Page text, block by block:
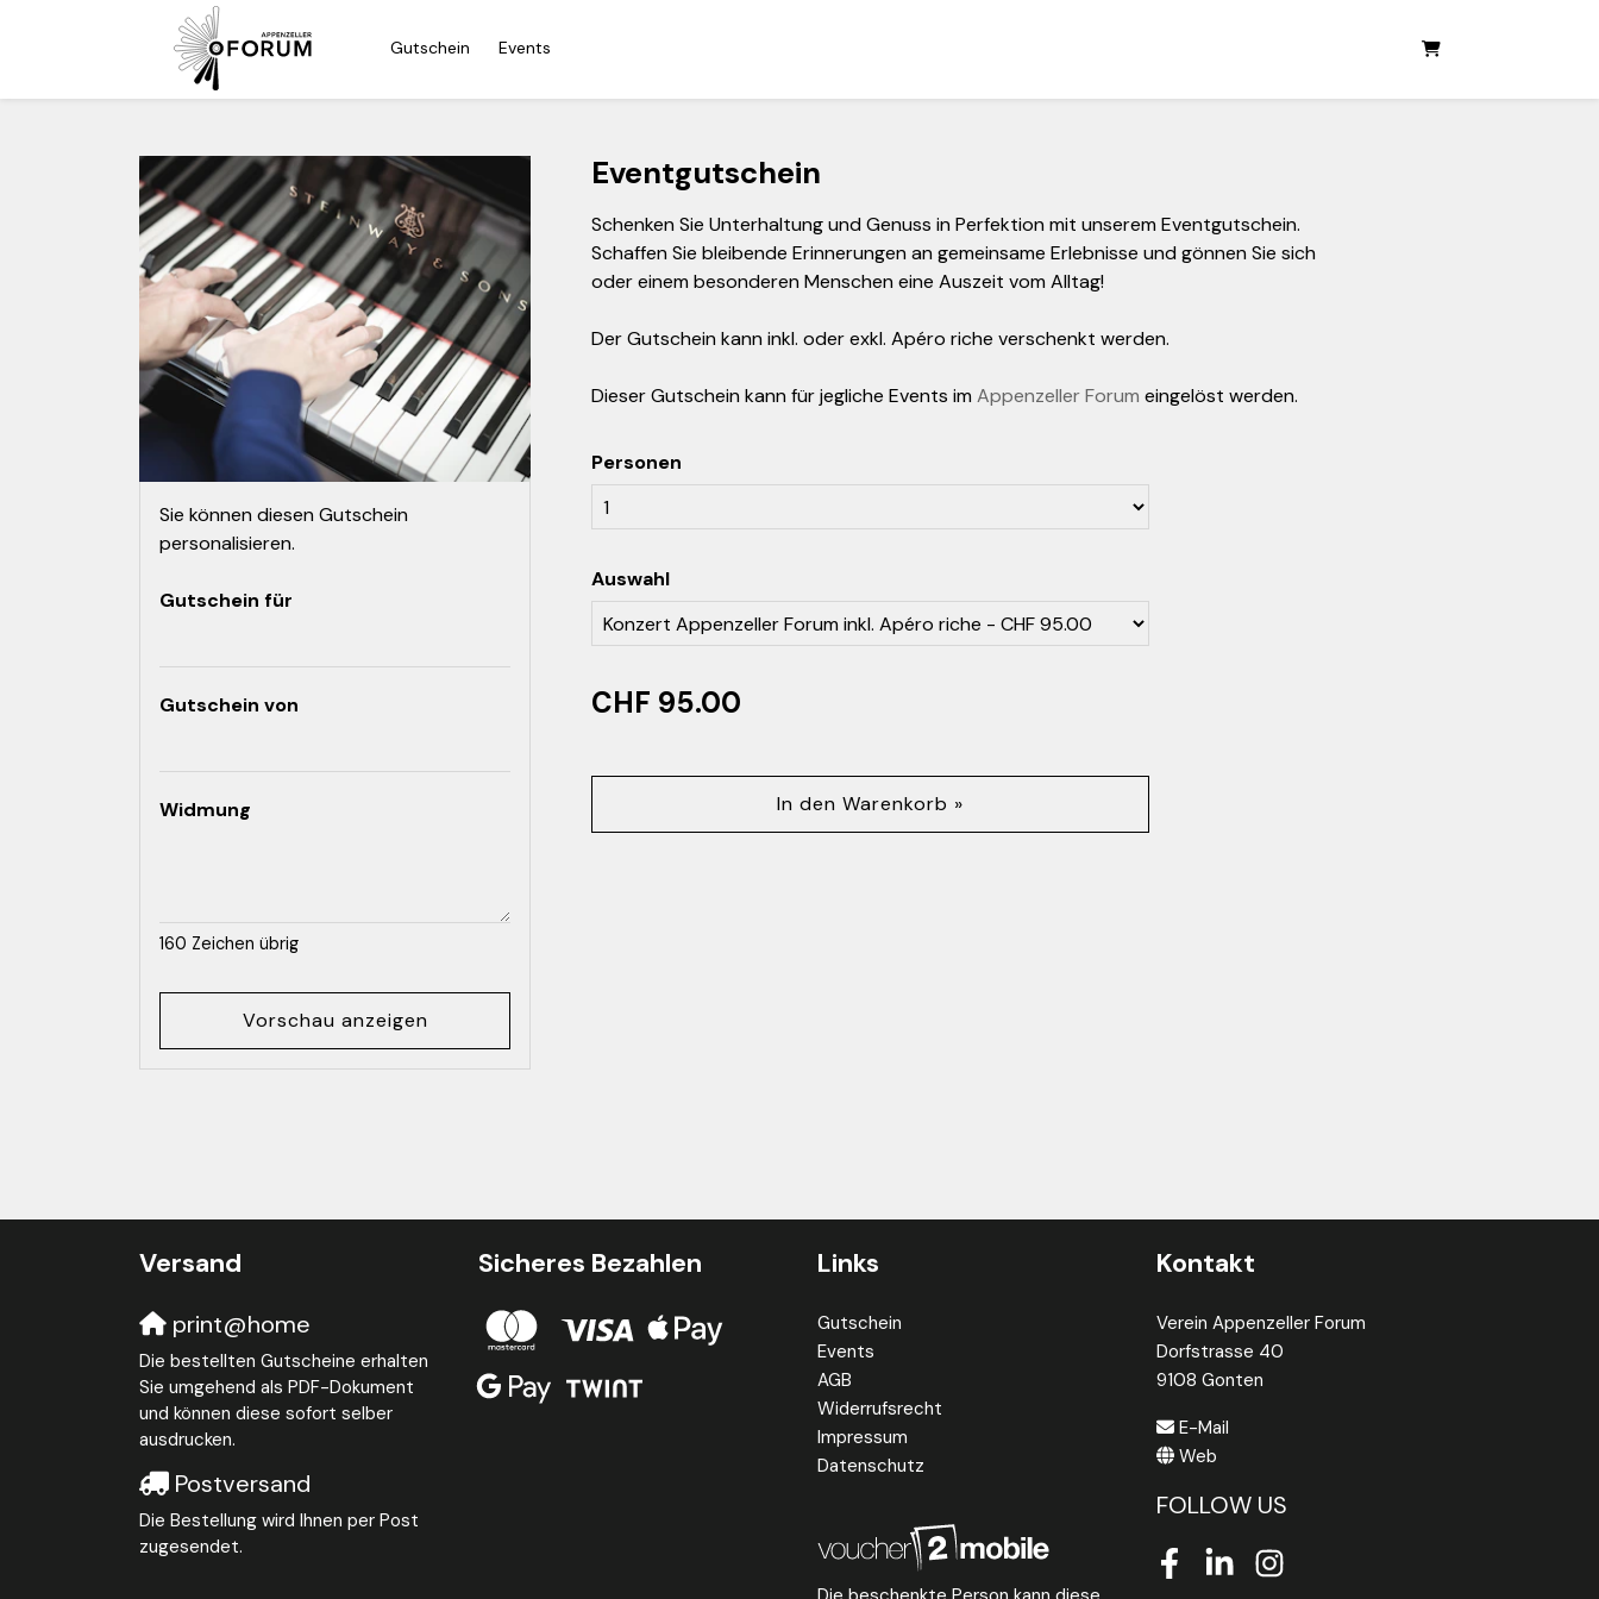
Gutschein Events Warenkorb
Sie können diesen Gutschein
personalisieren.
Gutschein für
Gutschein von
Widmung
160 Zeichen übrig
Vorschau anzeigen
Eventgutschein
Schenken Sie Unterhaltung und Genuss in Perfektion mit unserem Eventgutschein.
Schaffen Sie bleibende Erinnerungen an gemeinsame Erlebnisse und gönnen Sie sich
oder einem besonderen Menschen eine Auszeit vom Alltag!
Der Gutschein kann inkl. oder exkl. Apéro riche verschenkt werden.
Dieser Gutschein kann für jegliche Events im Appenzeller Forum eingelöst werden.
Personen
Auswahl
CHF 95.00
In den Warenkorb »
Versand
print@home
Die bestellten Gutscheine erhalten
Sie umgehend als PDF-Dokument
und können diese sofort selber
ausdrucken.
Postversand
Die Bestellung wird Ihnen per Post
zugesendet.
Sicheres Bezahlen Links
Gutschein
Events
AGB
Widerrufsrecht
Impressum
Datenschutz
Kontakt
Verein Appenzeller Forum
Dorfstrasse 40
9108 Gonten
E-Mail
Web
FOLLOW US
FacebookLinkedInInstagram